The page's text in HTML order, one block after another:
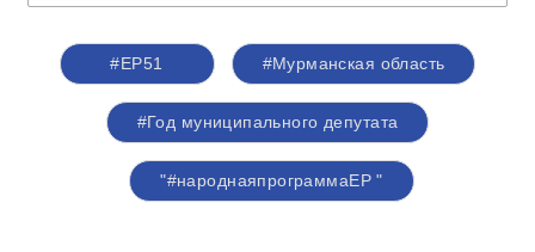
#ЕР51 #Мурманская область
#Год муниципального депутата
"#народнаяпрограммаЕР "